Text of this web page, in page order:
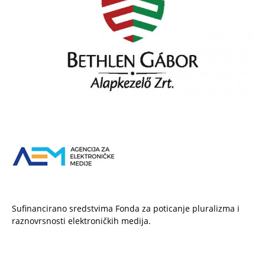
Sufinancirano sredstvima Fonda za poticanje pluralizma i
raznovrsnosti elektroničkih medija.